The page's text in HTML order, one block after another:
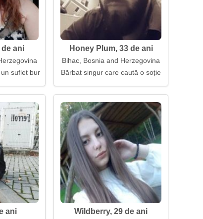
ani
suflet bun
Honey Plum, 33 de ani
Bihac, Bosnia and Herzegovina
Bărbat singur care caută o soție
ani Wildberry, 29 de ani